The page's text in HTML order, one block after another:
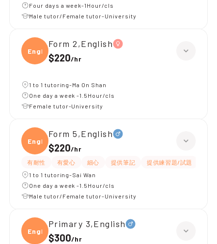
Four days a week-1Hour/cls
Male tutor/Female tutor-University
Engli
Form 2,English
$220/hr
1 to 1 tutoring-Ma On Shan
One day a week -1.5Hour/cls
Female tutor-University
Engli
Form 5,English
$220/hr
有耐性 有愛心 細心 提供筆記 提供練習題/試題
1 to 1 tutoring-Sai Wan
One day a week -1.5Hour/cls
Male tutor/Female tutor-University
Engli
Primary 3,English
$300/hr